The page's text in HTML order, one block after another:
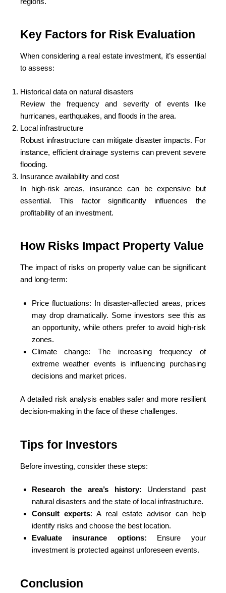
Key Factors for Risk Evaluation
When considering a real estate investment, it’s essential
to assess:
Historical data on natural disasters
Review the frequency and severity of events like
hurricanes, earthquakes, and floods in the area.
Local infrastructure
Robust infrastructure can mitigate disaster impacts. For
instance, efficient drainage systems can prevent severe
flooding.
Insurance availability and cost
In high-risk areas, insurance can be expensive but
essential. This factor significantly influences the
profitability of an investment.
How Risks Impact Property Value
The impact of risks on property value can be significant
and long-term:
Price fluctuations: In disaster-affected areas, prices
may drop dramatically. Some investors see this as
an opportunity, while others prefer to avoid high-risk
zones.
Climate change: The increasing frequency of
extreme weather events is influencing purchasing
decisions and market prices.
A detailed risk analysis enables safer and more resilient
decision-making in the face of these challenges.
Tips for Investors
Before investing, consider these steps:
Research the area’s history: Understand past
natural disasters and the state of local infrastructure.
Consult experts: A real estate advisor can help
identify risks and choose the best location.
Evaluate insurance options: Ensure your
investment is protected against unforeseen events.
Conclusion